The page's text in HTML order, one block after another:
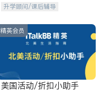
的学习潜力和动力。理念：
拥有成长型心态是成功的基
石。
升学顾问/课后辅导
精英会员
美国活动/折扣小助手